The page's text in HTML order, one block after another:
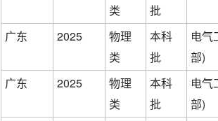
类
批
广东 2025
物理
类
本科
批
电气
部)
广东 2025
物理
类
本科
批
电气
部)